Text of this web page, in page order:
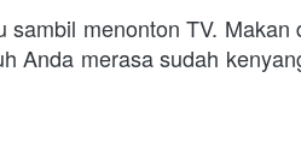
menonton TV.
Anda merasa sudah